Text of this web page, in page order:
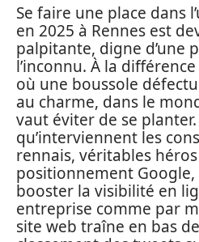
Se faire une place dans
en 2025 à Rennes est
palpitante, digne d’une
l’inconnu. À la
où une boussole
au charme, dans le
vaut éviter de se planter.
qu’interviennent les
rennais, véritables
positionnement Google,
booster la visibilité en
entreprise comme par
site web traîne en bas